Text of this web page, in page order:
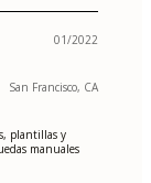
01/2022
San Francisco, CA
plantillas y
manuales